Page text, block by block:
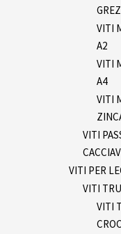
VITI
A2
VITI
A4
VITI
VITI
VITI PER
VITI
VITI